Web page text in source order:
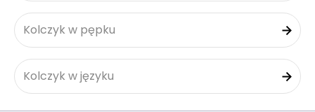
Kolczyk w pępku
Kolczyk w języku